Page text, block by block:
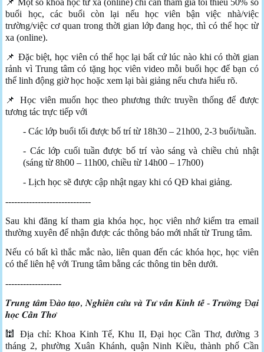
📌 Một số khoá học từ xa (online) chỉ cần tham gia tối thiểu 50% số
buổi học, các buổi còn lại nếu học viên bận việc nhà/việc
trường/việc cơ quan trong thời gian lớp đang học, thì có thể học từ
xa (online).
📌 Đặc biệt, học viên có thể học lại bất cứ lúc nào khi có thời gian
rảnh vì Trung tâm có tặng học viên video mỗi buổi học để bạn có
thể linh động giờ học hoặc xem lại bài giảng nếu chưa hiểu rõ.
📌 Học viên muốn học theo phương thức truyền thống để được
tương tác trực tiếp với
- Các lớp buổi tối được bố trí từ 18h30 – 21h00, 2-3 buổi/tuần.
- Các lớp cuối tuần được bố trí vào sáng và chiều chủ nhật
(sáng từ 8h00 – 11h00, chiều từ 14h00 – 17h00)
- Lịch học sẽ được cập nhật ngay khi có QĐ khai giảng.
-----------------------------
Sau khi đăng kí tham gia khóa học, học viên nhớ kiểm tra email
thường xuyên để nhận được các thông báo mới nhất từ Trung tâm.
Nếu có bất kì thắc mắc nào, liên quan đến các khóa học, học viên
có thể liên hệ với Trung tâm bằng các thông tin bên dưới.
-------------------
𝑻𝒓𝒖𝒏𝒈 𝒕𝒂̂𝒎 Đ𝒂̀𝒐 𝒕𝒂̣𝒐, 𝑵𝒈𝒉𝒊𝒆̂𝒏 𝒄𝒖̛́𝒖 𝒗𝒂̀ 𝑻𝒖̛ 𝒗𝒂̂́𝒏 𝑲𝒊𝒏𝒉 𝒕𝒆̂́ - 𝑻𝒓𝒖̛𝒐̛̀𝒏𝒈 Đ𝒂̣𝒊
𝒉𝒐̣𝒄 𝑪𝒂̂̀𝒏 𝑻𝒉𝒐̛
🕍 Địa chỉ: Khoa Kinh Tế, Khu II, Đại học Cần Thơ, đường 3
tháng 2, phường Xuân Khánh, quận Ninh Kiều, thành phố Cần